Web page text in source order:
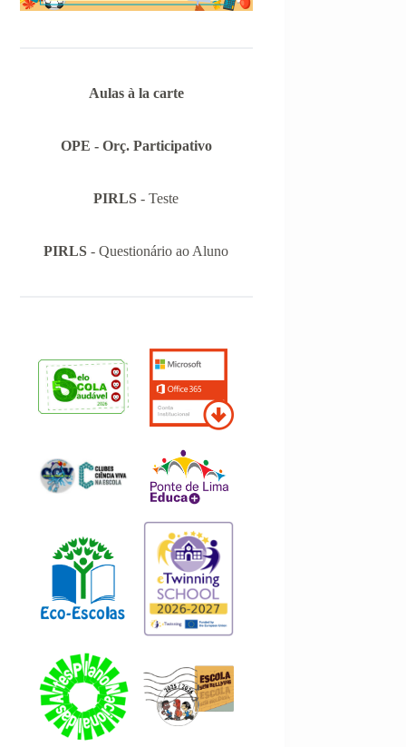
Aulas à la carte
OPE - Orç. Participativo
PIRLS - Teste
PIRLS - Questionário ao Aluno